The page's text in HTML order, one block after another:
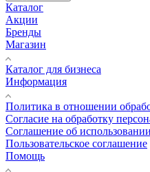
Каталог
Акции
Бренды
Магазин
Каталог для бизнеса
Информация
Политика в отношении
Cогласие на обработку
Cоглашение об
Пользовательское соглашение
Помощь